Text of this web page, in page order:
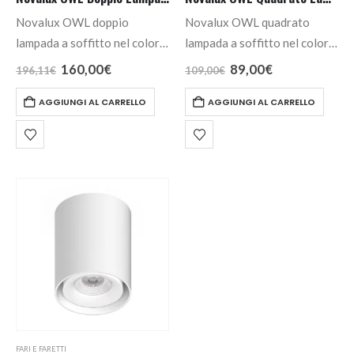
Novalux OWL doppio
lampada a soffitto nel colore
bianco; LED integrato
3000K (luce calda) +
alimentatore incluso.
196,11€ Il
prezzo
era:
196,11€.
160,00€Il
è:
160,00€.
AGGIUNGI AL CARRELLO
Novalux OWL quadrato
lampada a soffitto nel colore
bianco; LED integrato
(luce calda) + alimentatore
incluso.
109,00€ Il
prezzo
era:
109,00€.
89,00€Il
è:
89,00€.
AGGIUNGI AL CARRELLO
FARI E FARETTI